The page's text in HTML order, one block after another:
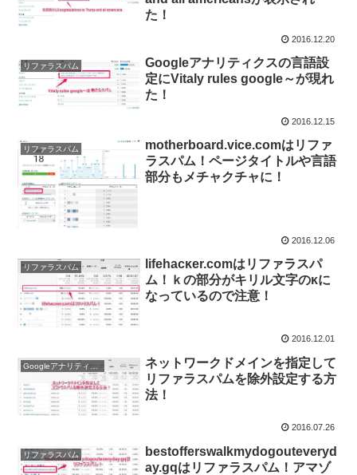
た！
2016.12.20
リファラスパム
Googleアナリティクスの言語設
定にVitaly rules google～が現れ
た！
2016.12.15
リファラスパム
motherboard.vice.comはリファ
ラスパム！ページタイトルや言語
部分もメチャクチャに！
2016.12.06
リファラスパム
lifehacĸer.comはリファラスパ
ム！ｋの部分がキリル文字のĸに
なっているので注意！
2016.12.01
Googleアナリティクスの使い方
ネットワークドメインを指定して
リファラスパムを除外設定する方
法！
2016.07.26
リファラスパム
bestofferswalkmydogouteveryd
ay.gqはリファラスパム！アマゾ